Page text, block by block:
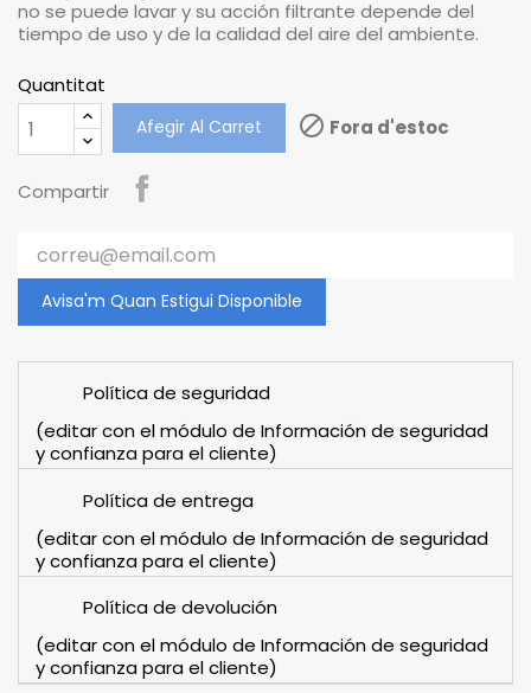
no se puede lavar y su acción filtrante depende del
tiempo de uso y de la calidad del aire del ambiente.
Quantitat
Afegir Al Carret  Fora d'estoc
Compartir
Avisa'm Quan Estigui Disponible
Política de seguridad
(editar con el módulo de Información de seguridad
y confianza para el cliente)
Política de entrega
(editar con el módulo de Información de seguridad
y confianza para el cliente)
Política de devolución
(editar con el módulo de Información de seguridad
y confianza para el cliente)